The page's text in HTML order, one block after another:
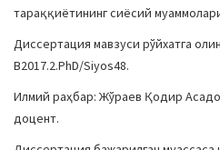
тараққиётининг сиёсий
Диссертация мавзуси рўйхатга
В2017.2.PhD/Siyos48.
Илмий раҳбар: Жўраев Қодир
доцент.